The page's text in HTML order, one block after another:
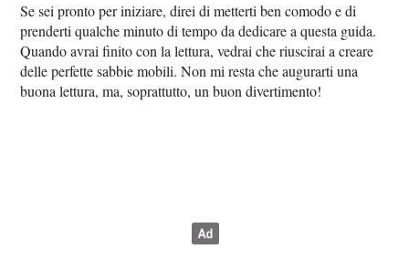
Se sei pronto per iniziare, direi di metterti ben comodo e di
prenderti qualche minuto di tempo da dedicare a questa guida.
Quando avrai finito con la lettura, vedrai che riuscirai a creare
delle perfette sabbie mobili. Non mi resta che augurarti una
buona lettura, ma, soprattutto, un buon divertimento!